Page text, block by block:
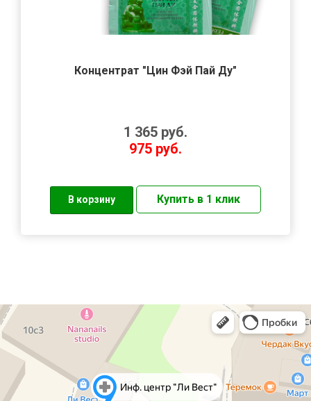
Концентрат "Цин Фэй Пай Ду"
1 365 руб.
975 руб.